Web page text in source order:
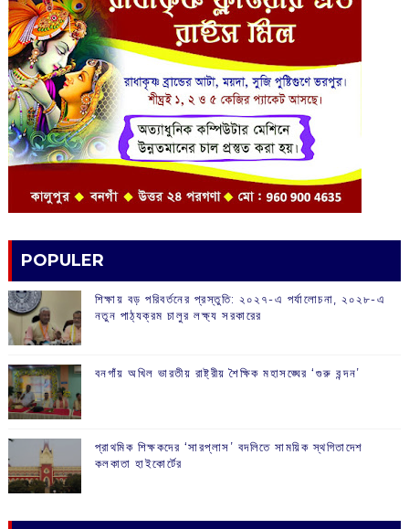
POPULER
শিক্ষায় বড় পরিবর্তনের প্রস্তুতি: ২০২৭-এ পর্যালোচনা, ২০২৮-এ
নতুন পাঠ্যক্রম চালুর লক্ষ্য সরকারের
বনগাঁয় অখিল ভারতীয় রাষ্ট্রীয় শৈক্ষিক মহাসঙ্ঘের ‘গুরু বন্দন’
প্রাথমিক শিক্ষকদের ‘সারপ্লাস’ বদলিতে সাময়িক স্থগিতাদেশ
কলকাতা হাইকোর্টের